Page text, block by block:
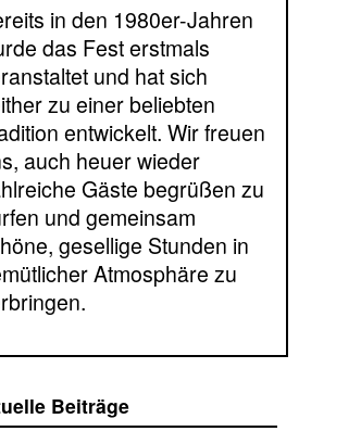
in den 1980er-Jahren
das Fest erstmals
und hat sich
zu einer beliebten
entwickelt. Wir freuen
auch heuer wieder
Gäste begrüßen zu
und gemeinsam
gesellige Stunden in
Atmosphäre zu
Beiträge